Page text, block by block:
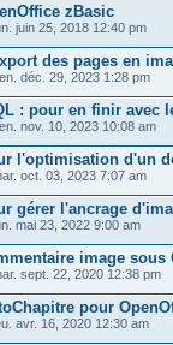
zBasic
juin 25, 2018 12:40 pm
des pages en
déc. 29, 2023 1:28 pm
: pour en finir avec
nov. 10, 2023 10:08 am
l'optimisation d'un
oct. 03, 2023 7:07 am
gérer l'ancrage
mai 23, 2022 9:00 am
image sous
sept. 22, 2020 12:38 pm
pour
avr. 16, 2020 12:30 am